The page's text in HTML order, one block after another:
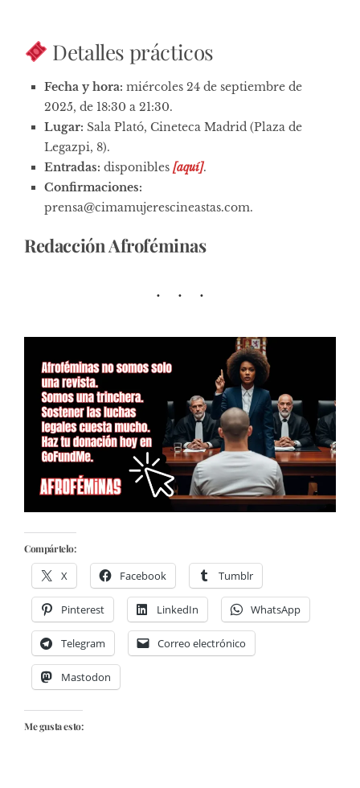
Detalles prácticos
Fecha y hora: miércoles 24 de septiembre de
2025, de 18:30 a 21:30.
Lugar: Sala Plató, Cineteca Madrid (Plaza de
Legazpi, 8).
Entradas: disponibles [aquí].
Confirmaciones:
prensa@cimamujerescineastas.com.
Redacción Afroféminas
Compártelo:
X Facebook Tumblr
Pinterest LinkedIn WhatsApp
Telegram Correo electrónico
Mastodon
Me gusta esto: